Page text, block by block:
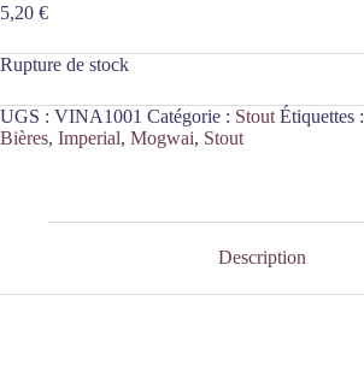
5,20 €
Rupture de stock
UGS : VINA1001 Catégorie : Stout Étiquettes :
Bières, Imperial, Mogwai, Stout
Description